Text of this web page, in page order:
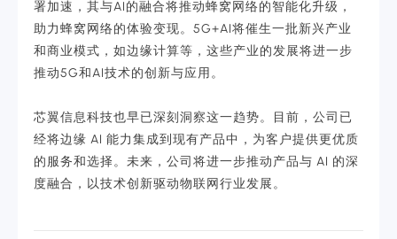
署加速，其与AI的融合将推动蜂窝网络的智能化升级，
助力蜂窝网络的体验变现。5G+AI将催生一批新兴产业
和商业模式，如边缘计算等，这些产业的发展将进一步
推动5G和AI技术的创新与应用。
芯翼信息科技也早已深刻洞察这一趋势。目前，公司已
经将边缘 AI 能力集成到现有产品中，为客户提供更优质
的服务和选择。未来，公司将进一步推动产品与 AI 的深
度融合，以技术创新驱动物联网行业发展。